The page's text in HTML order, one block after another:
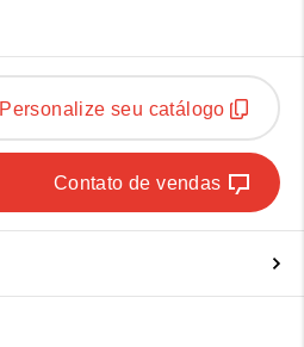
Personalize seu catálogo
Contato de vendas